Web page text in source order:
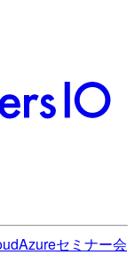
Azureセミナー会